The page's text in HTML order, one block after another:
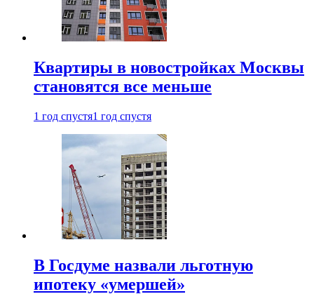
Квартиры в новостройках Москвы
становятся все меньше
1 год спустя1 год спустя
В Госдуме назвали льготную
ипотеку «умершей»